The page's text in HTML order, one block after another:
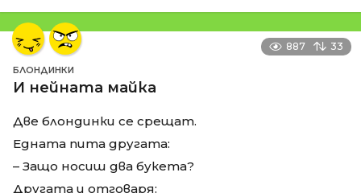
887 33
БЛОНДИНКИ
И нейната майка
Две блондинки се срещат.
Едната пита другата:
– Защо носиш два букета?
Другата и отговаря: